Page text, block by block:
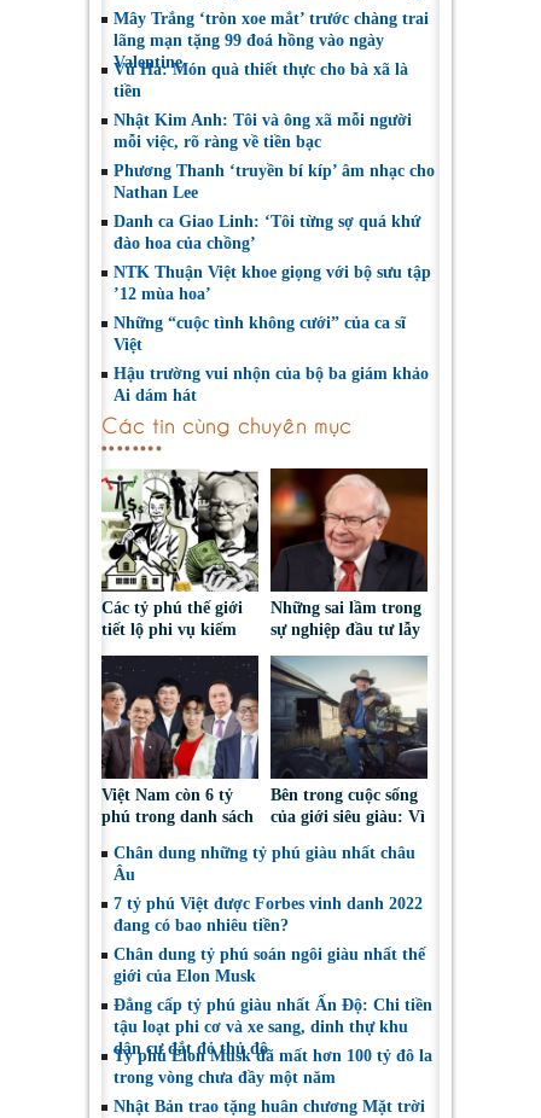
Mây Trắng ‘tròn xoe mắt’ trước chàng trai
lãng mạn tặng 99 đoá hồng vào ngày
Valentine
Vũ Hà: Món quà thiết thực cho bà xã là
tiền
Nhật Kim Anh: Tôi và ông xã mỗi người
mỗi việc, rõ ràng về tiền bạc
Phương Thanh ‘truyền bí kíp’ âm nhạc cho
Nathan Lee
Danh ca Giao Linh: ‘Tôi từng sợ quá khứ
đào hoa của chồng’
NTK Thuận Việt khoe giọng với bộ sưu tập
’12 mùa hoa’
Những “cuộc tình không cưới” của ca sĩ
Việt
Hậu trường vui nhộn của bộ ba giám khảo
Ai dám hát
Các tin cùng chuyên mục
Các tỷ phú thế giới
tiết lộ phi vụ kiếm
tiền đầu tiên
Những sai lầm trong
sự nghiệp đầu tư lẫy
lừng của tỷ phú
Warren Buffet
Việt Nam còn 6 tỷ
phú trong danh sách
Bên trong cuộc sống
của giới siêu giàu: Vì
làm việc nhà?
Chân dung những tỷ phú giàu nhất châu
Âu
7 tỷ phú Việt được Forbes vinh danh 2022
đang có bao nhiêu tiền?
Chân dung tỷ phú soán ngôi giàu nhất thế
giới của Elon Musk
Đẳng cấp tỷ phú giàu nhất Ấn Độ: Chi tiền
tậu loạt phi cơ và xe sang, dinh thự khu
dân cư đắt đỏ thủ đô
Tỷ phú Elon Musk đã mất hơn 100 tỷ đô la
trong vòng chưa đầy một năm
Nhật Bản trao tặng huân chương Mặt trời